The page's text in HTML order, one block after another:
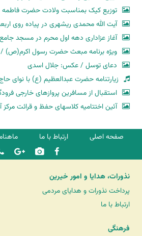
توزیع کیک بمناسبت ولادت حضرت
آیت الله محمدی ریشهری در پیاده روی
آغاز عزاداری دهه اول محرم در مسجد
ویژه برنامه مبعث حضرت رسول
دعای توسل / عکس: جلال اسدی
زیارتنامه حضرت عبدالعظیم (ع) با نوای
استقبال از مسافرین پروازهای خارجی
آئین اختتامیه کلاسهای حفظ و قرائت
صفحه اصلی ارتباط با ما
نذورات، هدایا و امور خیرین
پرداخت نذورات و هدایای مردمی
ارتباط با ما
فرهنگی